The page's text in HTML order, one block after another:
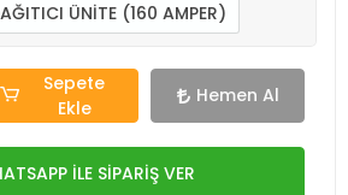
ÜNİTE (160 AMPER)
Sepete
Ekle
Hemen Al
İLE SİPARİŞ VER